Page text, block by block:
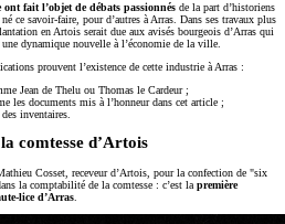
fait l’objet de débats passionnés de la part d’historiens
ce savoir-faire, pour d’autres à Arras. Dans ses travaux plus
en Artois serait due aux avisés bourgeois d’Arras qui
dynamique nouvelle à l’économie de la ville.
prouvent l’existence de cette industrie à Arras :
Jean de Thelu ou Thomas le Cardeur ;
les documents mis à l’honneur dans cet article ;
inventaires.
comtesse d’Artois
Cosset, receveur d’Artois, pour la confection de "six
la comptabilité de la comtesse : c’est la première
lice d’Arras